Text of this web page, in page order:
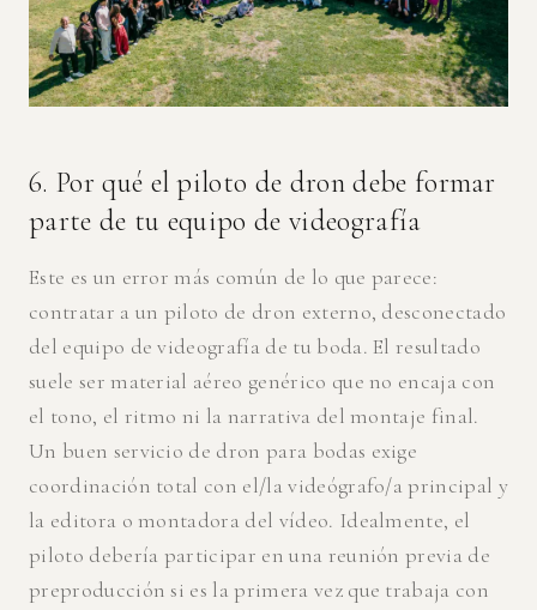
6. Por qué el piloto de dron debe formar
parte de tu equipo de videografía
Este es un error más común de lo que parece:
contratar a un piloto de dron externo, desconectado
del equipo de videografía de tu boda. El resultado
suele ser material aéreo genérico que no encaja con
el tono, el ritmo ni la narrativa del montaje final.
Un buen servicio de dron para bodas exige
coordinación total con el/la videógrafo/a principal y
la editora o montadora del vídeo. Idealmente, el
piloto debería participar en una reunión previa de
preproducción si es la primera vez que trabaja con